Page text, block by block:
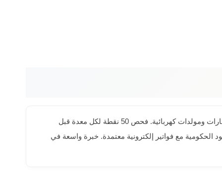
نصل بمعداتنا لحي السليمانية بالأحساء في أسرع وقت مع ضمان أعلى جودة خدمة. أسطولنا يشمل رافعات ذراعية ومقصية وشوكية وحفارات ومولدات كهربائية. فحص 50 نقطة لكل معدة قبل
المطلوبة للمناقصات والعقود الحكومية مع فواتير إلكترونية معتمدة. خبرة واسعة في